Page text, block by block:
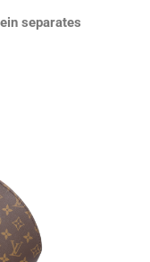
separates